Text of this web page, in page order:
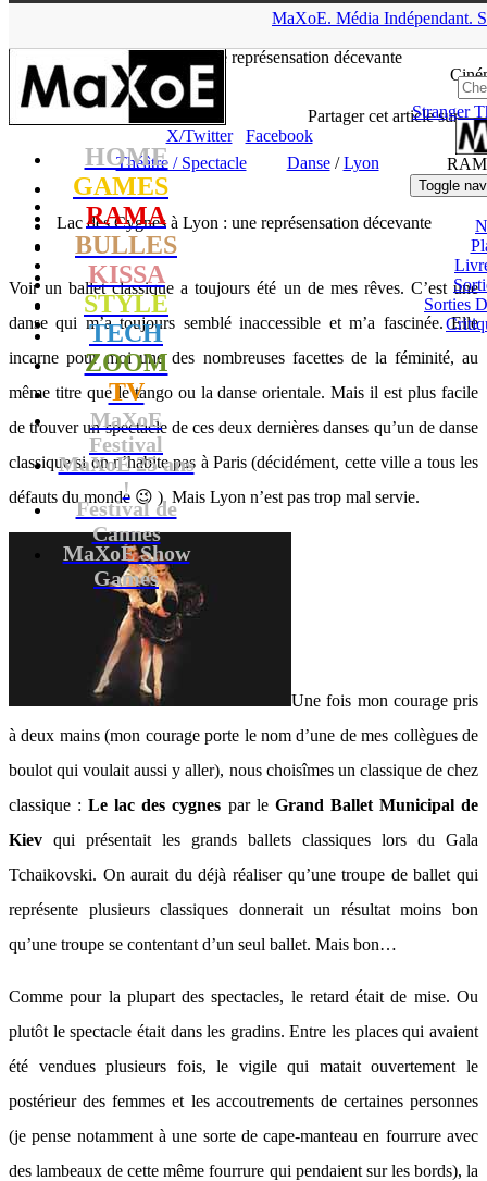
MaXoE. Média Indépendant.
HOME
GAMES
RAMA
BULLES
KISSA
STYLE
TECH
ZOOM
TV
MaXoE
Festival
MaXoE 25 ans
!
Festival de
Cannes
MaXoE Show
Games
Ciné
Stranger
Toggle
Sorties
Cygnes à Lyon : une représensation décevante
Partager cet article sur
X/Twitter
Facebook
Théâtre / Spectacle
Danse/Lyon
Lac des Cygnes à Lyon : une représensation décevante
Voir un ballet classique a toujours été un de mes rêves. C’est une
danse qui m’a toujours semblé inaccessible et m’a fascinée. Elle
incarne pour moi une des nombreuses facettes de la féminité, au
même titre que le tango ou la danse orientale. Mais il est plus facile
de trouver un spectacle de ces deux dernières danses qu’un de danse
classique si on n’habite pas à Paris (décidément, cette ville a tous les
défauts du monde 😉 ). Mais Lyon n’est pas trop mal servie.
Une fois mon courage pris
à deux mains (mon courage porte le nom d’une de mes collègues de
boulot qui voulait aussi y aller), nous choisîmes un classique de chez
classique :Le lac des cygnes par le Grand Ballet Municipal de
Kiev qui présentait les grands ballets classiques lors du Gala
Tchaikovski. On aurait du déjà réaliser qu’une troupe de ballet qui
représente plusieurs classiques donnerait un résultat moins bon
qu’une troupe se contentant d’un seul ballet. Mais bon…
Comme pour la plupart des spectacles, le retard était de mise. Ou
plutôt le spectacle était dans les gradins. Entre les places qui avaient
été vendues plusieurs fois, le vigile qui matait ouvertement le
postérieur des femmes et les accoutrements de certaines personnes
(je pense notamment à une sorte de cape-manteau en fourrure avec
des lambeaux de cette même fourrure qui pendaient sur les bords), la